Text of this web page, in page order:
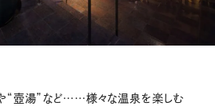
“壺湯”など……様々な温泉を楽しむ